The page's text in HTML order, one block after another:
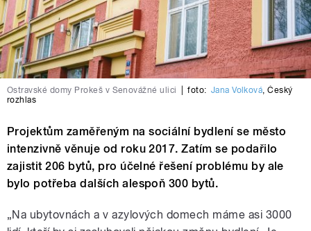
Ostravské domy Prokeš v Senovážné ulici foto: Jana Volková ,Český
rozhlas
Projektům zaměřeným na sociální bydlení se město
intenzivně věnuje od roku 2017. Zatím se podařilo
zajistit 206 bytů, pro účelné řešení problému by ale
bylo potřeba dalších alespoň 300 bytů.
„Na ubytovnách a v azylových domech máme asi 3000